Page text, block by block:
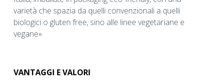
varietà che spazia da quelli convenzionali a quelli
biologici o gluten free, sino alle linee vegetariane e
vegane».
VANTAGGI E VALORI